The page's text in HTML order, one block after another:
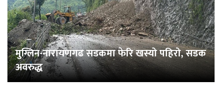
मुग्लिन-नारायणगढ सडकमा फेरि खस्यो पहिरो, सडक
अवरुद्ध